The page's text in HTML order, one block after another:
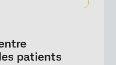
patients